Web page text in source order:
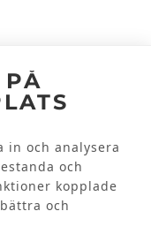
PÅ
in och analysera
och
kopplade
och